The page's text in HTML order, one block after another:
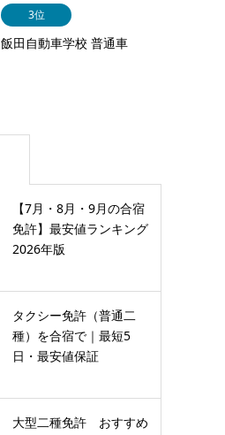
3位
飯田自動車学校 普通車
【7月・8月・9月の合宿
免許】最安値ランキング
2026年版
タクシー免許（普通二
種）を合宿で｜最短5
日・最安値保証
大型二種免許 おすすめ